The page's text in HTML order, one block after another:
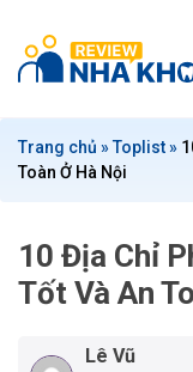
t
Trang chủ »Toplist»
Toàn Ở Hà Nội
10 Địa Chỉ
Tốt Và An
Lê Vũ